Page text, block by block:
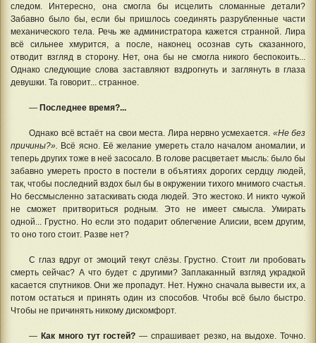
следом. Интересно, она смогла бы исцелить сломанные детали?
Забавно было бы, если бы пришлось соединять разрубленные части
механического тела. Речь же администратора кажется странной. Лира
всё сильнее хмурится, а после, наконец осознав суть сказанного,
отводит взгляд в сторону. Нет, она бы не смогла никого беспокоить...
Однако следующие слова заставляют вздрогнуть и заглянуть в глаза
девушки. Та говорит... странное.
— Последнее время?...
Однако всё встаёт на свои места. Лира нервно усмехается. «Не без
причины?». Всё ясно. Её желание умереть стало началом аномалии, и
теперь других тоже в неё засосало. В голове расцветает мысль: было бы
забавно умереть просто в постели в объятиях дорогих сердцу людей,
так, чтобы последний вздох был бы в окружении тихого мнимого счастья.
Но бессмысленно затаскивать сюда людей. Это жестоко. И никто чужой
не сможет притвориться родным. Это не имеет смысла. Умирать
одной... Грустно. Но если это подарит облегчение Алисии, всем другим,
то оно того стоит. Разве нет?
С глаз вдруг от эмоций текут слёзы. Грустно. Стоит ли пробовать
смерть сейчас? А что будет с другими? Заплаканный взгляд украдкой
касается спутников. Они же пропадут. Нет. Нужно сначала вывести их, а
потом остаться и принять один из способов. Чтобы всё было быстро.
Чтобы не причинять никому дискомфорт.
— Как много тут гостей? — спрашивает резко, на выдохе. Точно.